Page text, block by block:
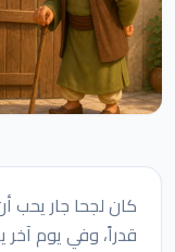
كان لجحا جار يحب
قدراً، وفي يوم آخر